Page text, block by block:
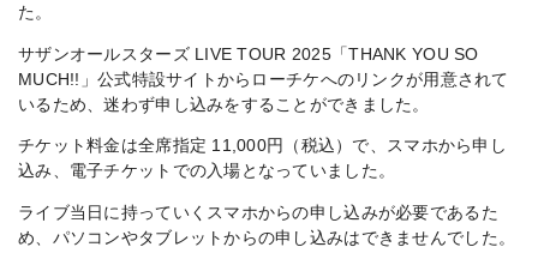
た。
サザンオールスターズ LIVE TOUR 2025「THANK YOU SO
MUCH!!」公式特設サイトからローチケへのリンクが用意されて
いるため、迷わず申し込みをすることができました。
チケット料金は全席指定 11,000円（税込）で、スマホから申し
込み、電子チケットでの入場となっていました。
ライブ当日に持っていくスマホからの申し込みが必要であるた
め、パソコンやタブレットからの申し込みはできませんでした。